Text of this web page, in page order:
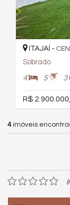
ITAJAÍ -
Sobrado
4 5 3
R$ 2.900.000,
4 imóveis